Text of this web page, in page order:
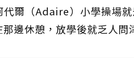
代爾（Adaire）小學操場
邊休憩，放學後就乏人問